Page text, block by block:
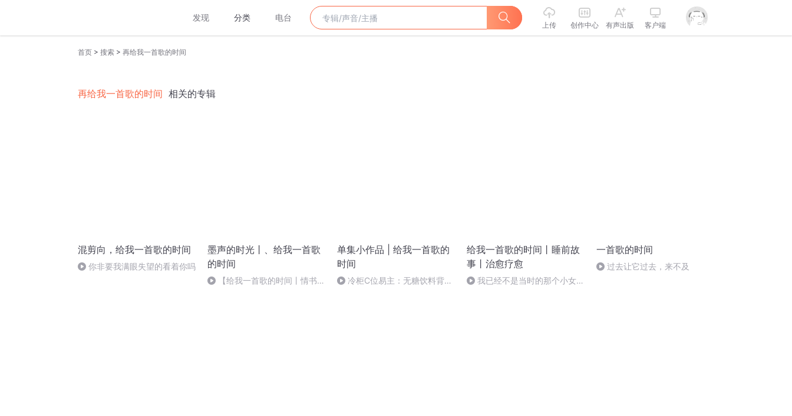
发现 分类 电台
上传 创作中心 有声出版 客户端
首页 > 搜索 > 再给我一首歌的时间
再给我一首歌的时间 相关的专辑
混剪向，给我一首歌的时间
你非要我满眼失望的看着你吗
墨声的时光丨、给我一首歌
的时间
【给我一首歌的时间丨情书特
单集小作品 | 给我一首歌的
时间
冷柜C位易主：无糖饮料背后
给我一首歌的时间丨睡前故
事丨治愈疗愈
我已经不是当时的那个小女孩
一首歌的时间
过去让它过去，来不及